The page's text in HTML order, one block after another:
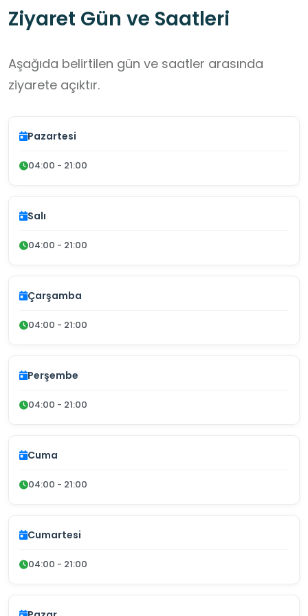
Ziyaret Gün ve Saatleri
Aşağıda belirtilen gün ve saatler arasında
ziyarete açıktır.
Pazartesi
04:00 - 21:00
Salı
04:00 - 21:00
Çarşamba
04:00 - 21:00
Perşembe
04:00 - 21:00
Cuma
04:00 - 21:00
Cumartesi
04:00 - 21:00